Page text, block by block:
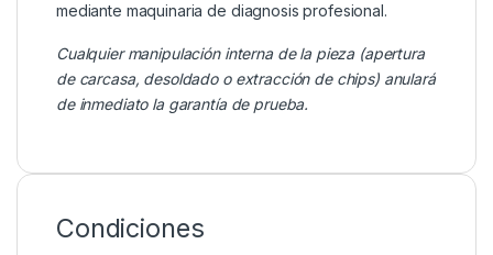
mediante maquinaria de diagnosis profesional.
Cualquier manipulación interna de la pieza (apertura
de carcasa, desoldado o extracción de chips) anulará
de inmediato la garantía de prueba.
Condiciones